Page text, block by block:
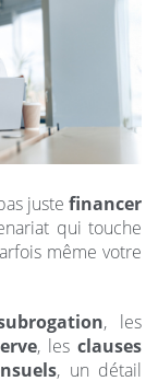
juste financer
qui touche
même votre
, les
, les clauses
, un détail